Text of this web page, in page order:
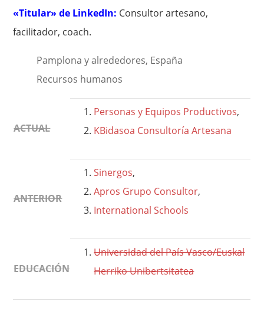
«Titular» de LinkedIn: Consultor artesano,
facilitador, coach.
Pamplona y alrededores, España
Recursos humanos
ACTUAL
Personas y Equipos Productivos,
KBidasoa Consultoría Artesana
ANTERIOR
Sinergos,
Apros Grupo Consultor,
International Schools
EDUCACIÓN
Universidad del País Vasco/Euskal
Herriko Unibertsitatea